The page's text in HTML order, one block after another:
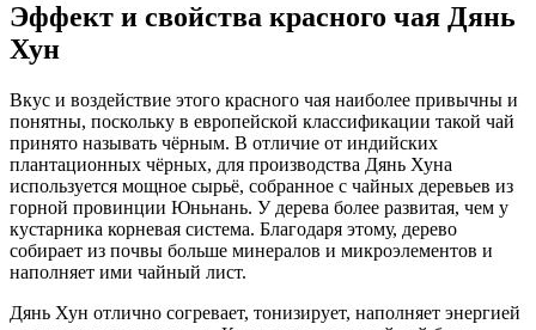
Эффект и свойства красного чая Дянь
Хун
Вкус и воздействие этого красного чая наиболее привычны и
понятны, поскольку в европейской классификации такой чай
принято называть чёрным. В отличие от индийских
плантационных чёрных, для производства Дянь Хуна
используется мощное сырьё, собранное с чайных деревьев из
горной провинции Юньнань. У дерева более развитая, чем у
кустарника корневая система. Благодаря этому, дерево
собирает из почвы больше минералов и микроэлементов и
наполняет ими чайный лист.
Дянь Хун отлично согревает, тонизирует, наполняет энергией